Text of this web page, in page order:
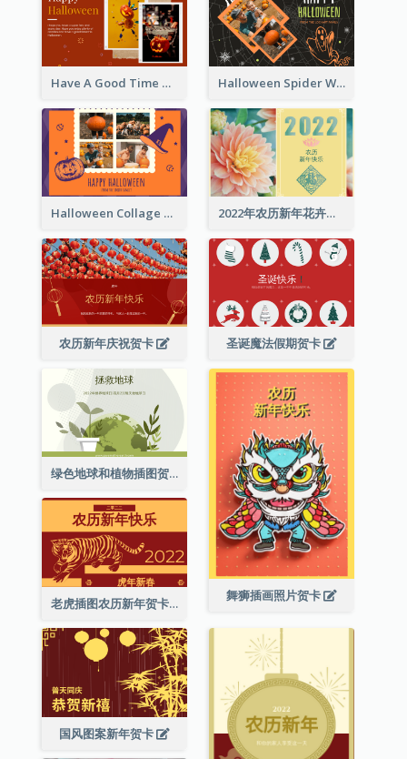
Have A Good Time This Halloween Greeting Card Halloween Spider Web Greeting Card
Halloween Collage Greeting Card 2022年农历新年花卉照片贺卡
农历新年庆祝贺卡 圣诞魔法假期贺卡
绿色地球和植物插图贺卡
舞狮插画照片贺卡
老虎插图农历新年贺卡
国风图案新年贺卡